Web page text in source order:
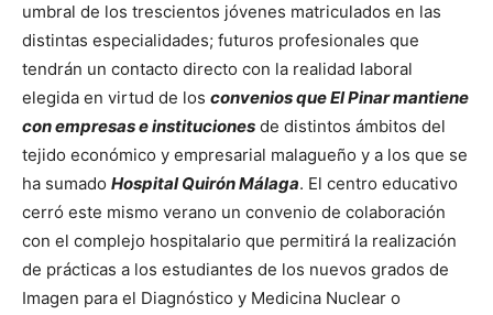
umbral de los trescientos jóvenes matriculados en las
distintas especialidades; futuros profesionales que
tendrán un contacto directo con la realidad laboral
elegida en virtud de los convenios que El Pinar mantiene
con empresas e instituciones de distintos ámbitos del
tejido económico y empresarial malagueño y a los que se
ha sumado Hospital Quirón Málaga. El centro educativo
cerró este mismo verano un convenio de colaboración
con el complejo hospitalario que permitirá la realización
de prácticas a los estudiantes de los nuevos grados de
Imagen para el Diagnóstico y Medicina Nuclear o